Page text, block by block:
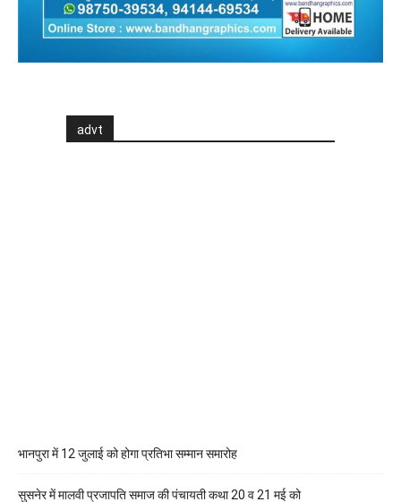
advt
भानपुरा में 12 जुलाई को होगा प्रतिभा सम्मान समारोह
सुसनेर में मालवी प्रजापति समाज की पंचायती कथा 20 व 21 मई को